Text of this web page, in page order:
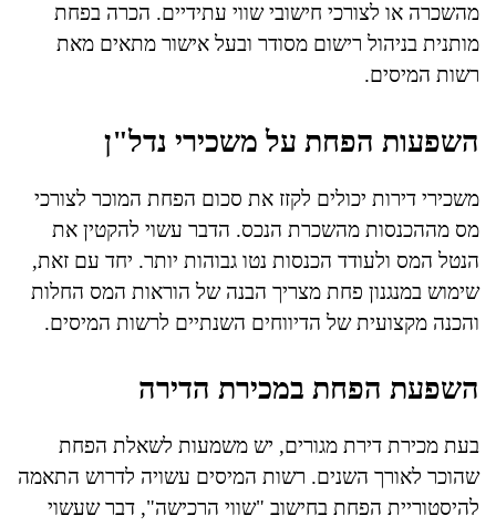
מהשכרה או לצורכי חישובי שווי עתידיים. הכרה בפחת
מותנית בניהול רישום מסודר ובעל אישור מתאים מאת
רשות המיסים.
השפעות הפחת על משכירי נדל"ן
משכירי דירות יכולים לקזז את סכום הפחת המוכר לצורכי
מס מההכנסות מהשכרת הנכס. הדבר עשוי להקטין את
הנטל המס ולעודד הכנסות נטו גבוהות יותר. יחד עם זאת,
שימוש במנגנון פחת מצריך הבנה של הוראות המס החלות
והכנה מקצועית של הדיווחים השנתיים לרשות המיסים.
השפעת הפחת במכירת הדירה
בעת מכירת דירת מגורים, יש משמעות לשאלת הפחת
שהוכר לאורך השנים. רשות המיסים עשויה לדרוש התאמה
להיסטוריית הפחת בחישוב "שווי הרכישה", דבר שעשוי